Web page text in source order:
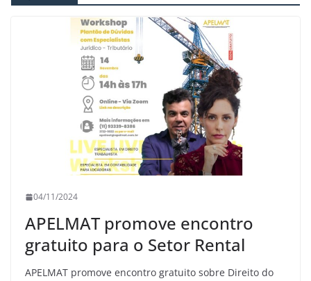
04/11/2024
APELMAT promove encontro
gratuito para o Setor Rental
APELMAT promove encontro gratuito sobre Direito do